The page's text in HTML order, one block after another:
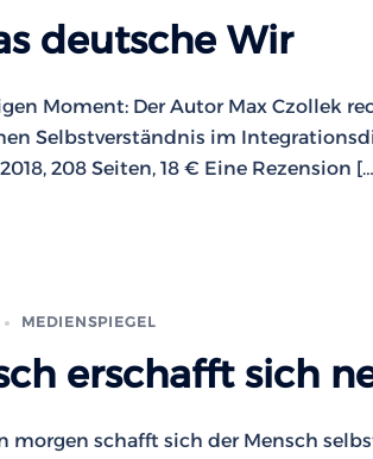
deutsche Wir
Moment: Der Autor Max Czollek
Selbstverständnis im
208 Seiten, 18 € Eine Rezension
MEDIENSPIEGEL
erschafft sich
morgen schafft sich der Mensch